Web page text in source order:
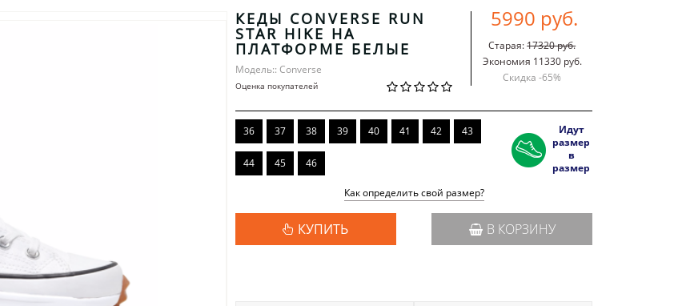
КЕДЫ CONVERSE RUN
STAR HIKE НА
ПЛАТФОРМЕ БЕЛЫЕ
Модель:: Converse
Оценка покупателей
5990 руб.
Старая:17320 руб.
Экономия 11330 руб.
Скидка -65%
36 37 38 39 40 41 42 43
44 45 46
Идут
размер
в
размер
Как определить свой размер?
КУПИТЬ В КОРЗИНУ